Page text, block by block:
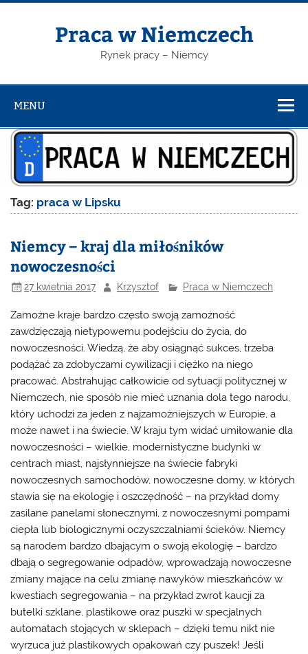
Skip
Praca w Niemczech
Rynek pracy – Niemcy
MENU
Tag: praca w Lipsku
Niemcy – kraj dla miłośników
nowoczesności
27 kwietnia 2017 Krzysztof Praca w Niemczech
Zamożne kraje bardzo często swoją zamożność
zawdzięczają nietypowemu podejściu do życia, do
nowoczesności. Wiedzą, że aby osiągnąć sukces, trzeba
podążać za zdobyczami cywilizacji i ciężko na niego
pracować. Abstrahując całkowicie od sytuacji politycznej w
Niemczech, nie sposób nie mieć uznania dola tego narodu,
który uchodzi za jeden z najzamożniejszych w Europie, a
może nawet i na świecie. W kraju tym widać umiłowanie dla
nowoczesności – wielkie, modernistyczne budynki w
centrach miast, najsłynniejsze na świecie fabryki
nowoczesnych samochodów, nowoczesne domy, w których
stawia się na ekologię i oszczędność – na przykład domy
zasilane panelami słonecznymi, z nowoczesnymi pompami
ciepła lub biologicznymi oczyszczalniami ścieków. Niemcy
są narodem bardzo dbającym o swoją ekologię – bardzo
dbają o segregowanie odpadów, wprowadzają nowoczesne
zmiany mające na celu zmianę nawyków mieszkańców w
kwestiach segregowania – na przykład zwrot kaucji za
butelki szklane, plastikowe oraz puszki w specjalnych
automatach stojących w sklepach – dzięki temu nikt nie
wyrzuca już plastikowych opakowań czy puszek! Jeśli